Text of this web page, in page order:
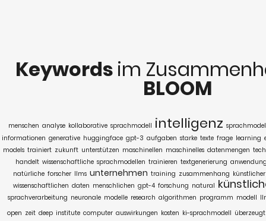
Keywords im
BLOOM
menschen analyse kollaborative sprachmodell intelligenz
informationen generative huggingface gpt-3 aufgaben starke texte frage learning
models trainiert zukunft unterstützen maschinellen maschinelles datenmengen
handelt wissenschaftliche sprachmodellen trainieren textgenerierung
natürliche forscher llms unternehmen training zusammenhang künstlicher
wissenschaftlichen daten menschlichen gpt-4 forschung natural
sprachverarbeitung neuronale modelle research algorithmen programm modell
open zeit deep institute computer auswirkungen kosten ki-sprachmodell überzeugt